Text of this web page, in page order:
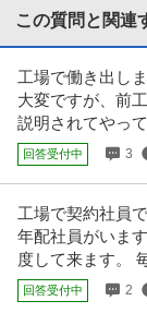
物流企画・物流
工程管理／年間
アマゾンジャパン合
未経験OK
年収400万円〜600
【職種】管理＞物流
ネットサービス ※会
スタッフのフォロ
験OK
株式会社ジャパンク
新着 正社員
この質問と関連
工場で働き出し
大変ですが、前
説明されてやっ
回答受付中 3
工場で契約社員
年配社員がいま
度して来ます。
回答受付中 2